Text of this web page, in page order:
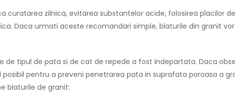
curatarea zilnica, evitarea substantelor acide, folosirea placilor
Daca urmati aceste recomandari simple, blaturile din granit vor
de tipul de pata si de cat de repede a fost indepartata. Daca
pentru a preveni penetrarea pata in suprafata poroasa a
blaturile de granit: